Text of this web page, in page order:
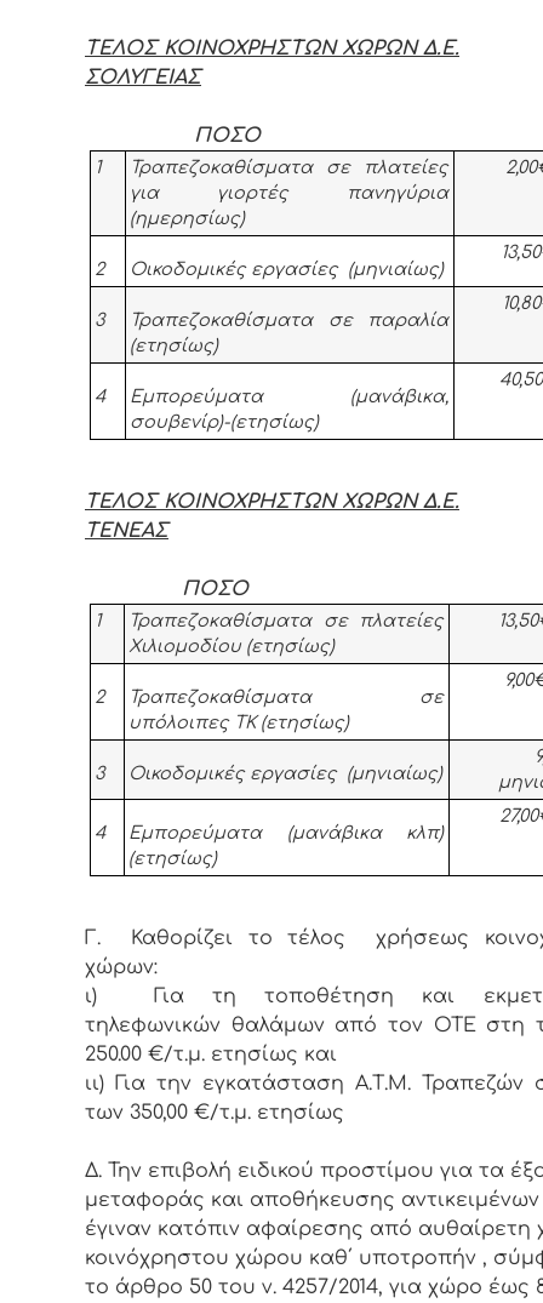
ΤΕΛΟΣ ΚΟΙΝΟΧΡΗΣΤΩΝ ΧΩΡΩΝ Δ.Ε.
ΣΟΛΥΓΕΙΑΣ
ΠΟΣΟ
1
Τραπεζοκαθίσματα σε πλατείες
για γιορτές πανηγύρια
(ημερησίως)
2 Οικοδομικές εργασίες (μηνιαίως)
3
Τραπεζοκαθίσματα σε παραλία
(ετησίως)
4
Εμπορεύματα (μανάβικα,
σουβενίρ)-(ετησίως)
ΤΕΛΟΣ ΚΟΙΝΟΧΡΗΣΤΩΝ ΧΩΡΩΝ Δ.Ε.
ΤΕΝΕΑΣ
ΠΟΣΟ
1
Τραπεζοκαθίσματα σε πλατείες
Χιλιομοδίου (ετησίως)
2
Τραπεζοκαθίσματα σε
υπόλοιπες ΤΚ (ετησίως)
3 Οικοδομικές εργασίες (μηνιαίως)
4
Εμπορεύματα (μανάβικα κλπ)
(ετησίως)
Γ. Καθορίζει το τέλος χρήσεως
χώρων:
ι) Για τη τοποθέτηση και
τηλεφωνικών θαλάμων από τον ΟΤΕ στη
250.00 €/τ.μ. ετησίως και
ιι) Για την εγκατάσταση Α.Τ.Μ. Τραπεζών
των 350,00 €/τ.μ. ετησίως
Δ. Την επιβολή ειδικού προστίμου για τα
μεταφοράς και αποθήκευσης
έγιναν κατόπιν αφαίρεσης από αυθαίρετη
κοινόχρηστου χώρου καθ΄ υποτροπήν ,
το άρθρο 50 του ν. 4257/2014, για χώρο έως